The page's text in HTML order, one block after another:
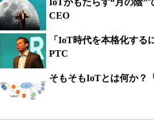
IoTがもたらす“月の陰
CEO
「IoT時代を本格化す
PTC
そもそもIoTとは何か？